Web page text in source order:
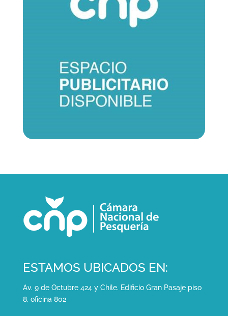
ESTAMOS UBICADOS EN:
Av. 9 de Octubre 424 y Chile. Edificio Gran Pasaje piso
8, oficina 802